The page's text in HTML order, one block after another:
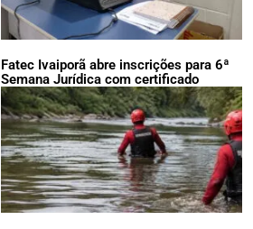
Fatec Ivaiporã abre inscrições para 6ª
Semana Jurídica com certificado